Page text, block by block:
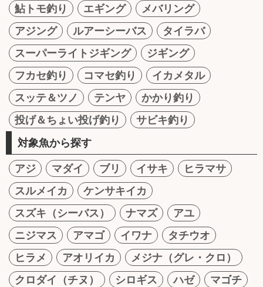
鮎トモ釣り
エギング
メバリング
アジング
ルアーシーバス
タイラバ
スーパーライトジギング
ジギング
フカセ釣り
コマセ釣り
イカメタル
スッテ＆ツノ
テンヤ
かかり釣り
投げ＆ちょい投げ釣り
サビキ釣り
対象魚から探す
アジ マダイ ブリ イサキ
ヒラマサ
スルメイカ
ケンサキイカ
スズキ（シーバス）
ナマズ
アユ
ニジマス
アマゴ イワナ
タチウオ
ヒラメ
アオリイカ
メジナ（グレ・クロ）
クロダイ（チヌ）
シロギス ハゼ
マゴチ